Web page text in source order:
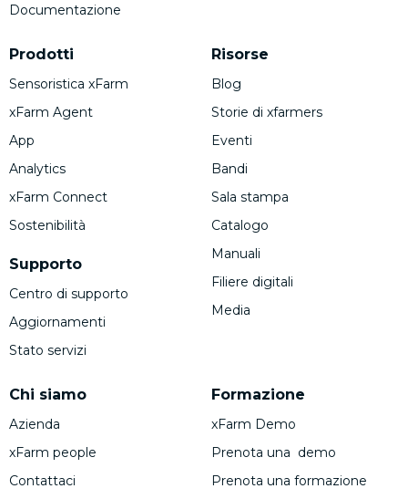
Documentazione
Prodotti
Sensoristica xFarm
xFarm Agent
App
Analytics
xFarm Connect
Sostenibilità
Supporto
Centro di supporto
Aggiornamenti
Stato servizi
Chi siamo
Azienda
xFarm people
Contattaci
Risorse
Blog
Storie di xfarmers
Eventi
Bandi
Sala stampa
Catalogo
Manuali
Filiere digitali
Media
Formazione
xFarm Demo
Prenota una demo
Prenota una formazione